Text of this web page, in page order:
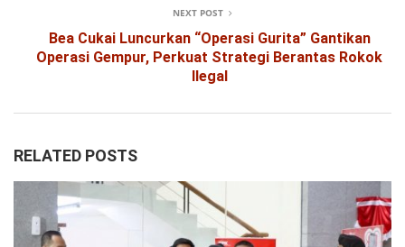
NEXT POST
Bea Cukai Luncurkan “Operasi Gurita” Gantikan
Operasi Gempur, Perkuat Strategi Berantas Rokok
Ilegal
RELATED POSTS